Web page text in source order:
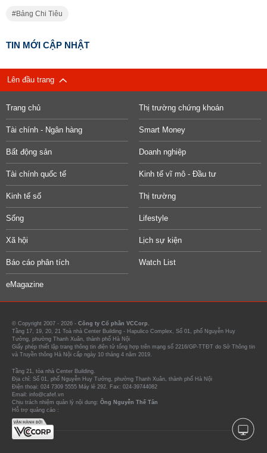
Bảng Chi Tiêu
TIN MỚI CẬP NHẬT
Lên đầu trang
Trang chủ Thị trường chứng khoán
Tài chính - Ngân hàng Smart Money
Bất động sản Doanh nghiệp
Tài chính quốc tế Kinh tế vĩ mô - Đầu tư
Kinh tế số Thị trường
Sống Lifestyle
Xã hội Lịch sự kiện
Báo cáo phân tích Watch List
eMagazine
© Copyright 2007 - 2026 - Công ty Cổ phần VCCorp.
Tầng 17, 19, 20, 21 Toà nhà Center Building - Hapulico Complex, Số 01, phố Nguyễn Huy
Tưởng, phường Thanh Xuân, thành phố Hà Nội
Giấy phép thiết lập trang thông tin điện tử tổng hợp trên mạng số 2216/GP-TTĐT do Sở Thông tin
và Truyền thông Hà Nội cấp ngày 10 tháng 4 năm 2019.
Tầng 21, tòa nhà Center Building.
Địa chỉ: Số 01, phố Nguyễn Huy Tưởng, phường Thanh Xuân, thành phố Hà Nội
Điện thoại: 024 7309 5555 Máy lẻ 292. Fax: 024-39744082
Email: info@cafef.vn
Chịu trách nhiệm quản lý nội dung: Ông Nguyễn Thế Tân
Hỗ trợ quảng cáo :